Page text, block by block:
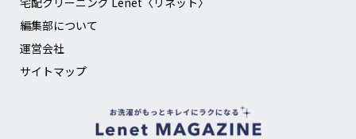
編集部について
運営会社
サイトマップ